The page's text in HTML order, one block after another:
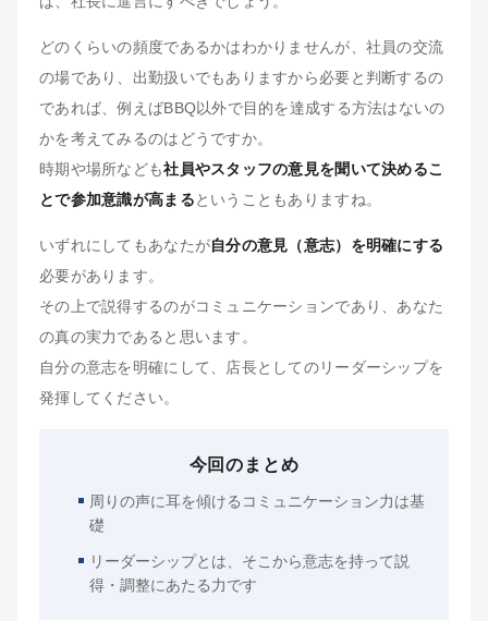
どのくらいの頻度であるかはわかりませんが、社員の交流
の場であり、出勤扱いでもありますから必要と判断するの
であれば、例えばBBQ以外で目的を達成する方法はないの
かを考えてみるのはどうですか。
時期や場所なども社員やスタッフの意見を聞いて決めるこ
とで参加意識が高まるということもありますね。
いずれにしてもあなたが自分の意見（意志）を明確にする
必要があります。
その上で説得するのがコミュニケーションであり、あなた
の真の実力であると思います。
自分の意志を明確にして、店長としてのリーダーシップを
発揮してください。
今回のまとめ
周りの声に耳を傾けるコミュニケーション力は基
礎
リーダーシップとは、そこから意志を持って説
得・調整にあたる力です